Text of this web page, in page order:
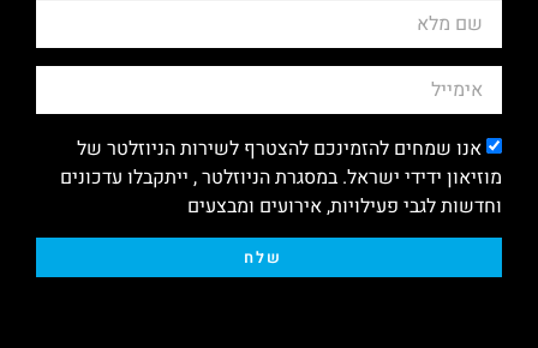
אנו שמחים להזמינכם להצטרף לשירות הניוזלטר של
מוזיאון ידידי ישראל. במסגרת הניוזלטר , ייתקבלו עדכונים
וחדשות לגבי פעילויות, אירועים ומבצעים
שלח